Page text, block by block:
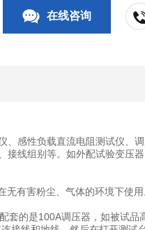
在线咨询
感性负载直流电阻测试仪、
线组别等。如外配试验变压器
有害粉尘、气体的环境下使用
的是100A调压器，如被试品